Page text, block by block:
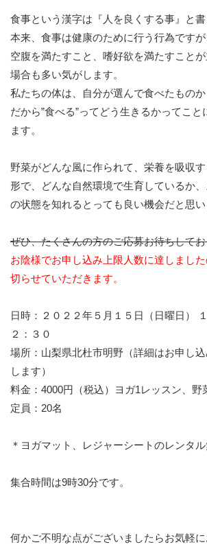
食事という漢字は『人を良くする事』と書
本来、食事は健康のために行う行為ですが
空腹を満たすこと、嗜好欲を満たすこと
場合も多い気がします。
私たちの体は、自分が選んで食べたものか
だから”食べる”ってどう生きるかってこ
ます。
野菜がどんな風に作られて、栄養を吸収
形で、どんな自然環境で生育しているか
の状態を知れるとっても良い機会だと思い
ぜひ、たくさんの方のご応募お待ちして
お陰様でお申し込み上限人数に達しまし
切らせていただきます。
日時：２０２２年５月１５日（日曜日）
２：３０
場所：山梨県北杜市明野（詳細はお申し
します）
料金：4000円（税込）ヨガ1レッスン、野
定員：20名
＊ヨガマット、レジャーシートのレンタ
集合時間は9時30分です。
何かご不明な点がございましたらお気軽